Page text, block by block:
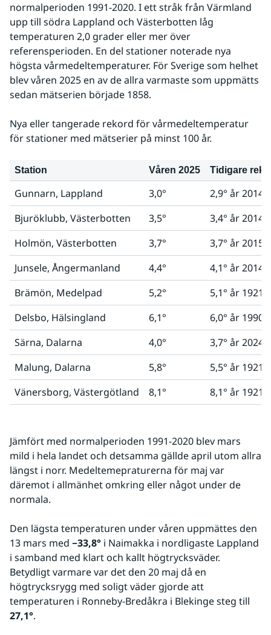
normalperioden 1991-2020. I ett stråk från Värmland
upp till södra Lappland och Västerbotten låg
temperaturen 2,0 grader eller mer över
referensperioden. En del stationer noterade nya
högsta vårmedeltemperaturer. För Sverige som helhet
blev våren 2025 en av de allra varmaste som uppmätts
sedan mätserien började 1858.
Nya eller tangerade rekord för vårmedeltemperatur
för stationer med mätserier på minst 100 år.
Station Våren 2025 Tidigare
Gunnarn, Lappland 3,0°
2,9° år 2014
Bjuröklubb, Västerbotten
3,5°
3,4° år 2014
Holmön, Västerbotten
3,7°
3,7° år 2015
Junsele, Ångermanland
4,4°
4,1° år 2014
Brämön, Medelpad
5,2°
5,1° år 1921
Delsbo, Hälsingland
6,1°
6,0° år 1990
Särna, Dalarna
4,0°
3,7° år 2024
Malung, Dalarna
5,8°
5,5° år 1921
Vänersborg, Västergötland
8,1° 8,1° år 1921
Jämfört med normalperioden 1991-2020 blev mars
mild i hela landet och detsamma gällde april utom allra
längst i norr. Medeltemepraturerna för maj var
däremot i allmänhet omkring eller något under de
normala.
Den lägsta temperaturen under våren uppmättes den
13 mars med −33,8° i Naimakka i nordligaste Lappland
i samband med klart och kallt högtrycksväder.
Betydligt varmare var det den 20 maj då en
högtrycksrygg med soligt väder gjorde att
27,1°.